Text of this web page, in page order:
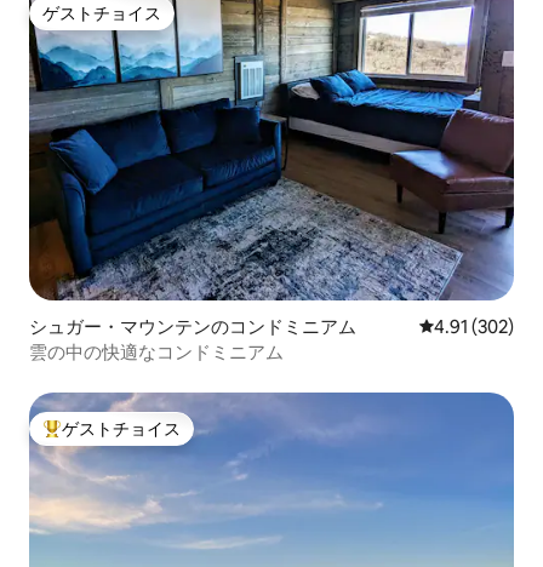
ゲストチョイス
ゲストチョイス
シュガー・マウンテンのコンドミニアム レビュー302
4.91 (302)
雲の中の快適なコンドミニアム
大好評のゲストチョイスです。
ゲストチョイス